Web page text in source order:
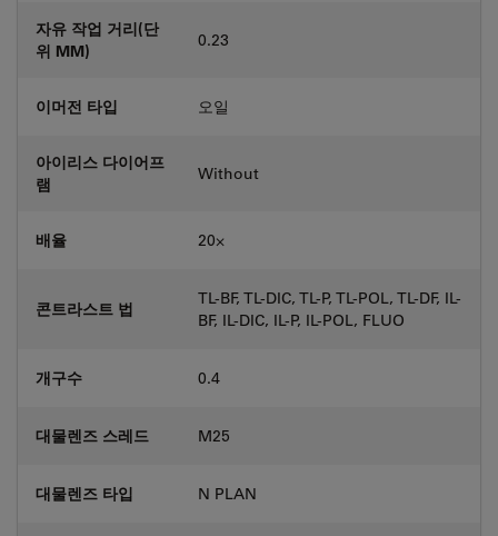
자유 작업 거리(단
위 MM)
0.23
이머전 타입 오일
아이리스 다이어프
램
Without
배율 20⨉
콘트라스트 법
TL-BF, TL-DIC, TL-P, TL-POL, TL-DF, IL-
BF, IL-DIC, IL-P, IL-POL, FLUO
개구수 0.4
대물렌즈 스레드 M25
대물렌즈 타입 N PLAN